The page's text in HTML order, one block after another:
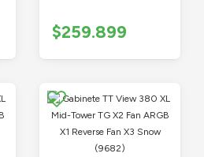
$259.899